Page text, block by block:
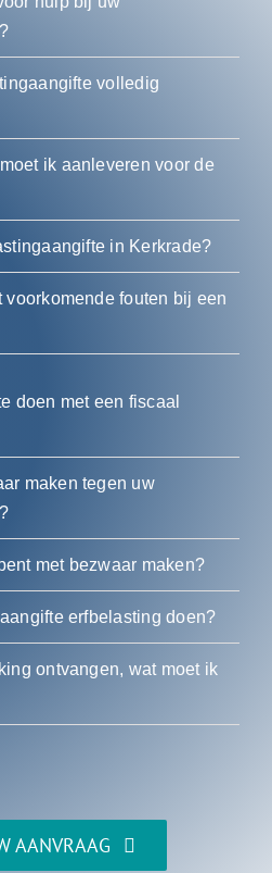
volledig
ik aanleveren voor de
in Kerkrade?
voorkomende fouten bij een
doen met een fiscaal
maken tegen uw
met bezwaar maken?
erfbelasting doen?
ontvangen, wat moet ik
AANVRAAG